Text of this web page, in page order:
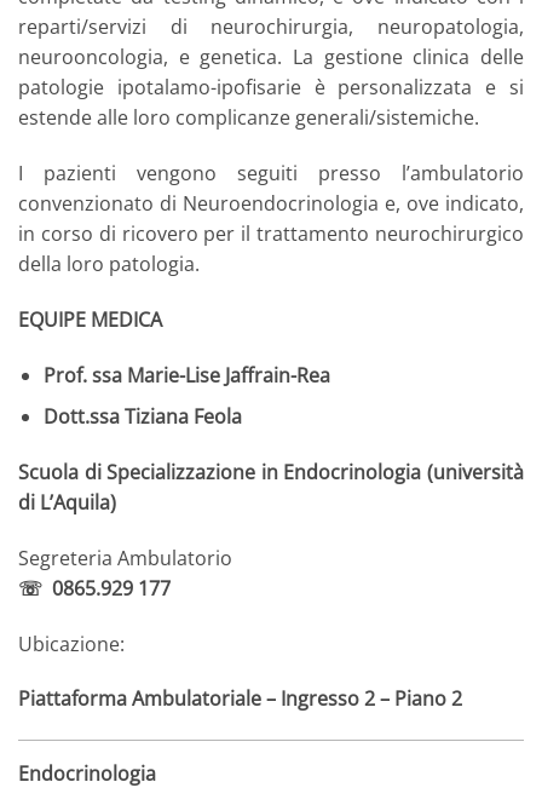
reparti/servizi di neurochirurgia, neuropatologia,
neurooncologia, e genetica. La gestione clinica delle
patologie ipotalamo-ipofisarie è personalizzata e si
estende alle loro complicanze generali/sistemiche.
I pazienti vengono seguiti presso l’ambulatorio
convenzionato di Neuroendocrinologia e, ove indicato,
in corso di ricovero per il trattamento neurochirurgico
della loro patologia.
EQUIPE MEDICA
Prof. ssa Marie-Lise Jaffrain-Rea
Dott.ssa Tiziana Feola
Scuola di Specializzazione in Endocrinologia (università
di L’Aquila)
Segreteria Ambulatorio
☏ 0865.929 177
Ubicazione:
Piattaforma Ambulatoriale – Ingresso 2 – Piano 2
Endocrinologia